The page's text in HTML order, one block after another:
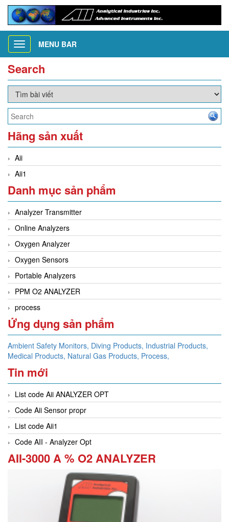
Toggle
navigation
MENU BAR
Search
Hãng sản xuất
Aii
Aii1
Danh mục sản phẩm
Analyzer Transmitter
Online Analyzers
Oxygen Analyzer
Oxygen Sensors
Portable Analyzers
PPM O2 ANALYZER
process
Ứng dụng sản phẩm
Ambient Safety Monitors, Diving Products, Industrial Products,
Medical Products, Natural Gas Products, Process,
Tin mới
List code Aii ANALYZER OPT
Code Aii Sensor propr
List code Aii1
Code AII - Analyzer Opt
AII-3000 A % O2 ANALYZER